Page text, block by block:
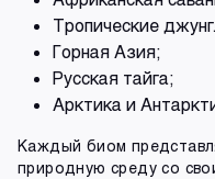
Тропические
Горная Азия;
Русская тайга;
Арктика и
Каждый биом
природную среду со